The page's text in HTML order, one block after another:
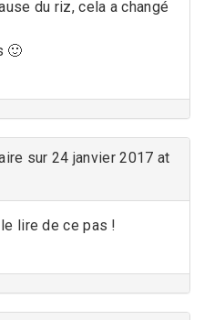
du riz, cela a changé
🙂
sur 24 janvier 2017 at
lire de ce pas !